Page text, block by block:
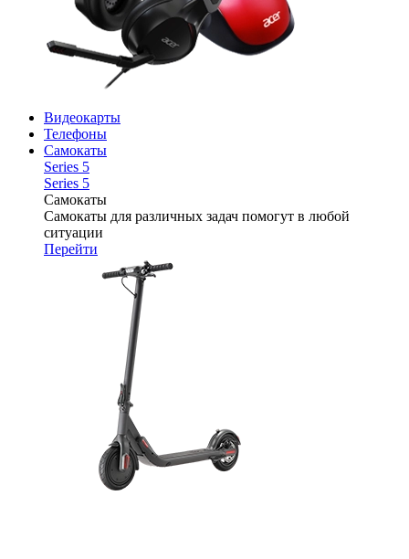
Видеокарты
Телефоны
Самокаты
Series 5
Series 5
Самокаты
Самокаты для различных задач помогут в любой
ситуации
Перейти